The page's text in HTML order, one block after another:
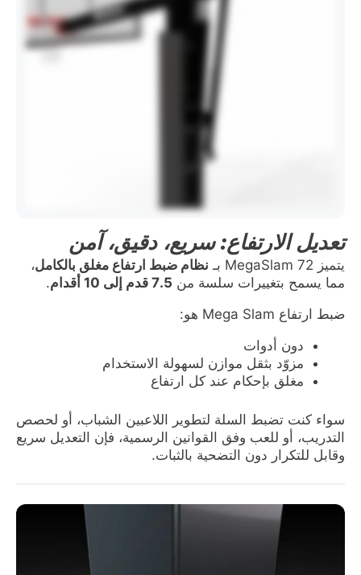
تعديل الارتفاع: سريع، دقيق، آمن
يتميز MegaSlam 72 بـ نظام ضبط ارتفاع مغلق بالكامل،
مما يسمح بتغييرات سلسة من 7.5 قدم إلى 10 أقدام
.
ضبط ارتفاع Mega Slam هو:
دون أدوات
مزوّد بثقل موازن لسهولة الاستخدام
مغلق بإحكام عند كل ارتفاع
سواء كنت تضبط السلة لتطوير اللاعبين الشباب، أو لحصص
التدريب، أو للعب وفق القوانين الرسمية، فإن التعديل سريع
وقابل للتكرار دون التضحية بالثبات.